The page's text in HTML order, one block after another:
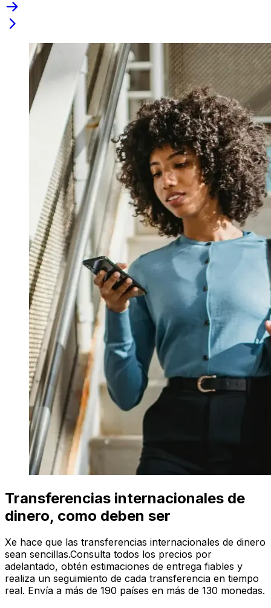
Transferencias internacionales de
dinero, como deben ser
Xe hace que las transferencias internacionales de dinero
sean sencillas.Consulta todos los precios por
adelantado, obtén estimaciones de entrega fiables y
realiza un seguimiento de cada transferencia en tiempo
real. Envía a más de 190 países en más de 130 monedas.